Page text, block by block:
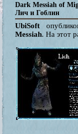
Dark Messiah of
Лич и Гоблин
UbiSoft
Messiah. На этот